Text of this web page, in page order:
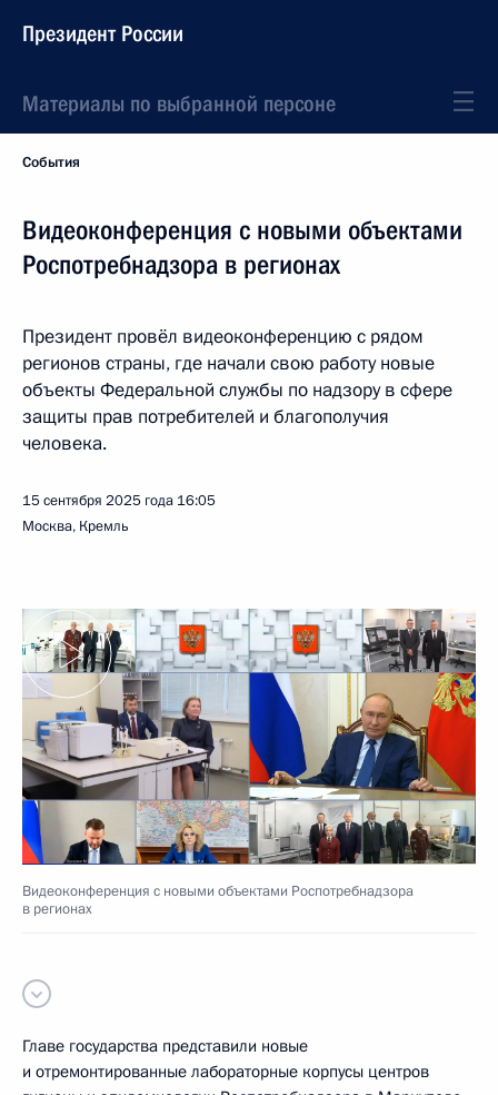
Президент России
Материалы по выбранной персоне
События
Видеоконференция с новыми объектами
Роспотребнадзора в регионах
Президент провёл видеоконференцию с рядом
регионов страны, где начали свою работу новые
объекты Федеральной службы по надзору в сфере
защиты прав потребителей и благополучия
человека.
15 сентября 2025 года 16:05
Москва, Кремль
Видеоконференция с новыми объектами Роспотребнадзора
в регионах
Главе государства представили новые
и отремонтированные лабораторные корпусы центров